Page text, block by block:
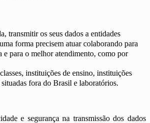
transmitir os seus dados a entidades
forma precisem atuar colaborando para
e para o melhor atendimento, como por
instituições de ensino, instituições
fora do Brasil e laboratórios.
e segurança na transmissão dos dados